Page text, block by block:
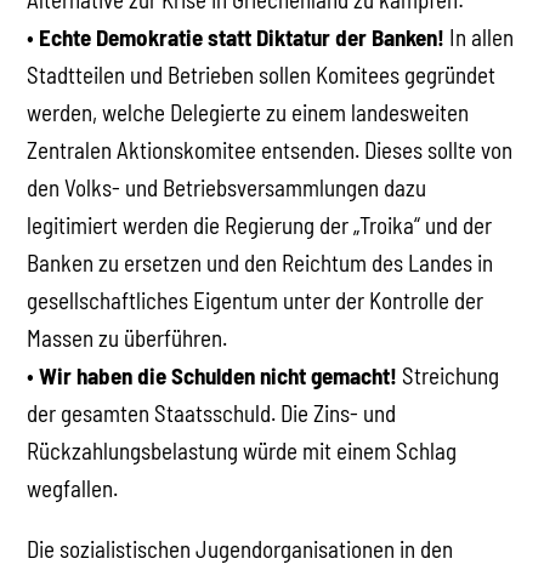
• Echte Demokratie statt Diktatur der Banken! In allen
Stadtteilen und Betrieben sollen Komitees gegründet
werden, welche Delegierte zu einem landesweiten
Zentralen Aktionskomitee entsenden. Dieses sollte von
den Volks- und Betriebsversammlungen dazu
legitimiert werden die Regierung der „Troika“ und der
Banken zu ersetzen und den Reichtum des Landes in
gesellschaftliches Eigentum unter der Kontrolle der
Massen zu überführen.
•Wir haben die Schulden nicht gemacht! Streichung
der gesamten Staatsschuld. Die Zins- und
Rückzahlungsbelastung würde mit einem Schlag
wegfallen.
Die sozialistischen Jugendorganisationen in den